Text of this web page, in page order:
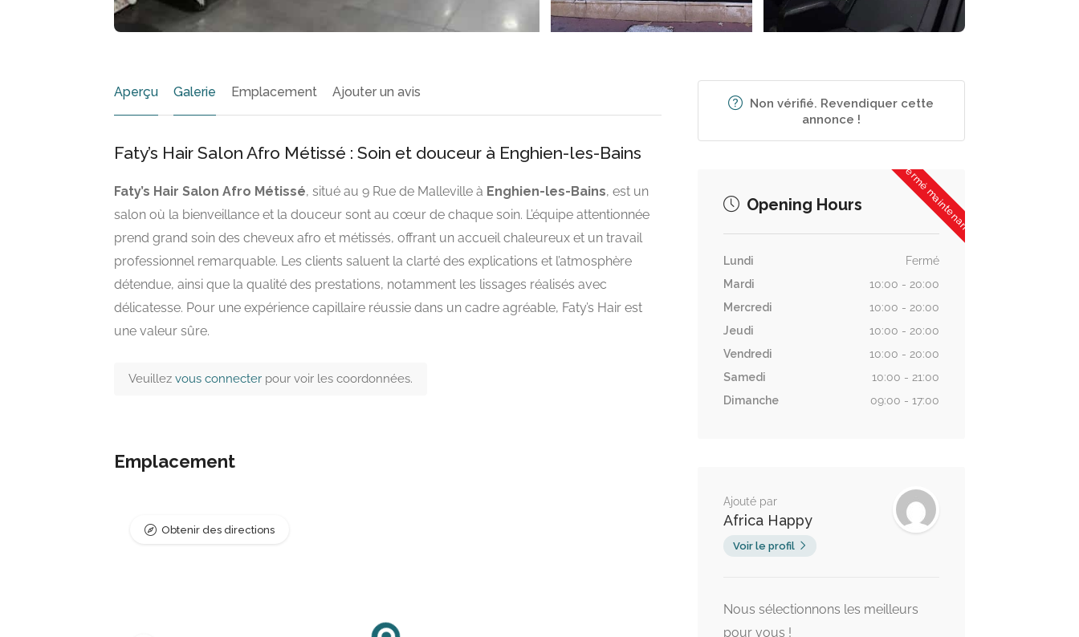
Aperçu Galerie Emplacement Ajouter un avis
Faty’s Hair Salon Afro Métissé : Soin et douceur à Enghien-les-Bains
Faty’s Hair Salon Afro Métissé, situé au 9 Rue de Malleville à Enghien-les-Bains, est un
salon où la bienveillance et la douceur sont au cœur de chaque soin. L’équipe attentionnée
prend grand soin des cheveux afro et métissés, offrant un accueil chaleureux et un travail
professionnel remarquable. Les clients saluent la clarté des explications et l’atmosphère
détendue, ainsi que la qualité des prestations, notamment les lissages réalisés avec
délicatesse. Pour une expérience capillaire réussie dans un cadre agréable, Faty’s Hair est
une valeur sûre.
Veuillez vous connecter pour voir les coordonnées.
Emplacement
Obtenir des directions
Non vérifié. Revendiquer cette
annonce !
Fermé maintenant
Opening Hours
Lundi
Fermé
Mardi
10:00 - 20:00
Mercredi
10:00 - 20:00
Jeudi
10:00 - 20:00
Vendredi
10:00 - 20:00
Samedi
10:00 - 21:00
Dimanche
09:00 - 17:00
Ajouté par
Africa Happy
Voir le profil
Nous sélectionnons les meilleurs
pour vous !